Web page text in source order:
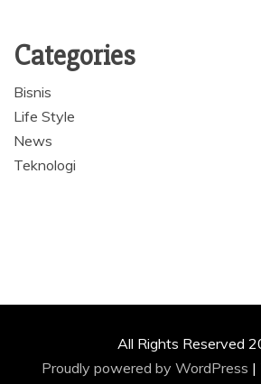
Categories
Bisnis
Life Style
News
Teknologi
All Rights Reserved
Proudly powered by WordPress |